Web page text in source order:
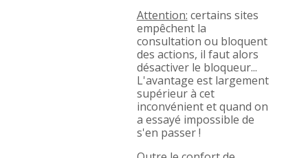
Attention: certains sites
empêchent la
consultation ou bloquent
des actions, il faut alors
désactiver le bloqueur...
L'avantage est largement
supérieur à cet
inconvénient et quand on
a essayé impossible de
s'en passer !